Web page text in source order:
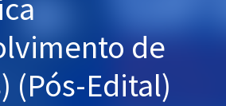
de
(Pós-Edital)